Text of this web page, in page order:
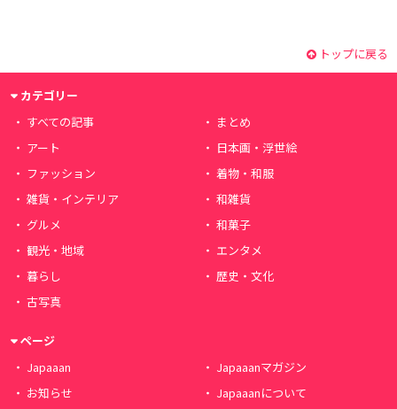
トップに戻る
カテゴリー
すべての記事
まとめ
アート
日本画・浮世絵
ファッション
着物・和服
雑貨・インテリア
和雑貨
グルメ
和菓子
観光・地域
エンタメ
暮らし
歴史・文化
古写真
ページ
Japaaan
Japaaanマガジン
お知らせ
Japaaanについて